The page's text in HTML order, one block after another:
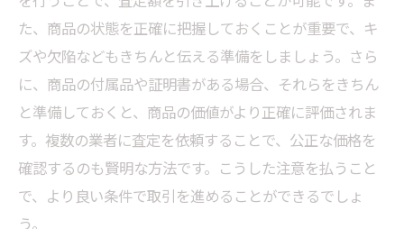
た、商品の状態を正確に把握しておくことが重要で、キ
ズや欠陥などもきちんと伝える準備をしましょう。さら
に、商品の付属品や証明書がある場合、それらをきちん
と準備しておくと、商品の価値がより正確に評価されま
す。複数の業者に査定を依頼することで、公正な価格を
確認するのも賢明な方法です。こうした注意を払うこと
で、より良い条件で取引を進めることができるでしょ
う。